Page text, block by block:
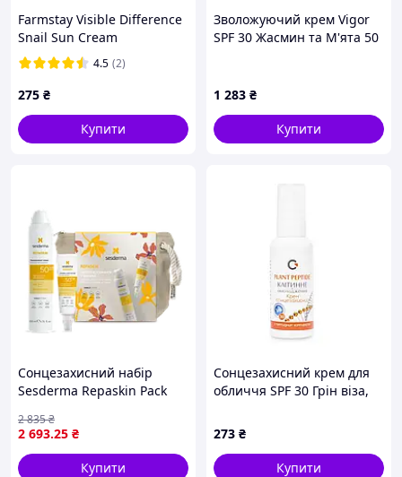
Farmstay Visible Difference
Snail Sun Cream
Сонцезахисний крем з
екстрактом равлика SPF50+
(70 мл) До 07.26р.
4.5 (2)
275 ₴
Купити
Зволожуючий крем Vigor
SPF 30 Жасмин та М'ята 50
1 283 ₴
Купити
Сонцезахисний набір
Sesderma Repaskin Pack
мл
2 693.25 ₴
2 835₴
Купити
Сонцезахисний крем для
обличчя SPF 30 Грін віза,
273 ₴
Купити